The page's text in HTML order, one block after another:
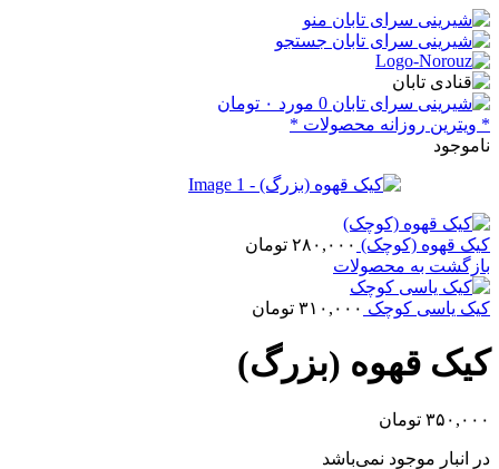
منو
جستجو
0 مورد ۰ تومان
* ویترین روزانه محصولات *
ناموجود
کیک قهوه (کوچک) ۲۸۰,۰۰۰ تومان
بازگشت به محصولات
کیک یاسی کوچک ۳۱۰,۰۰۰ تومان
کیک قهوه (بزرگ)
۳۵۰,۰۰۰ تومان
در انبار موجود نمی‌باشد